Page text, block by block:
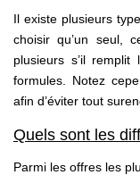
Il existe plusieurs
choisir qu’un seul,
plusieurs s’il
formules. Notez
afin d’éviter tout
Quels sont les
Parmi les offres les